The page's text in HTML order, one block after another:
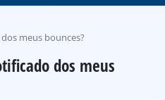
meus bounces?
dos meus